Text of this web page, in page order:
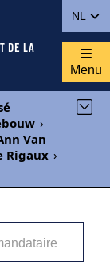
NL
DE LA
Menu
›
Van
Rigaux ›